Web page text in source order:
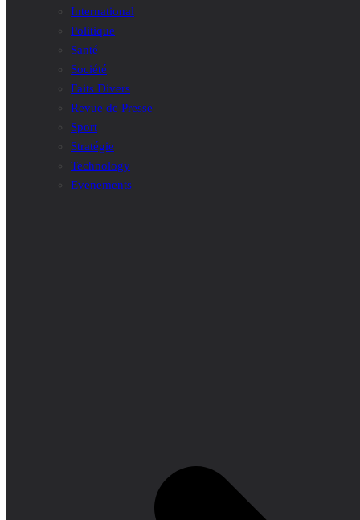
International
Politique
Santé
Société
Faits Divers
Revue de Presse
Sport
Stratégie
Technology
Evenements